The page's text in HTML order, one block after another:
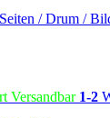
/ Drum /
Versandbar 1-2